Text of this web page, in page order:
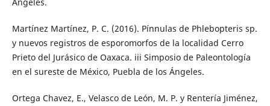
Martínez Martínez, P. C. (2016). Pínnulas de Phlebopteris sp.
y nuevos registros de esporomorfos de la localidad Cerro
Prieto del Jurásico de Oaxaca. iii Simposio de Paleontología
en el sureste de México, Puebla de los Ángeles.
Ortega Chavez, E., Velasco de León, M. P. y Rentería Jiménez,